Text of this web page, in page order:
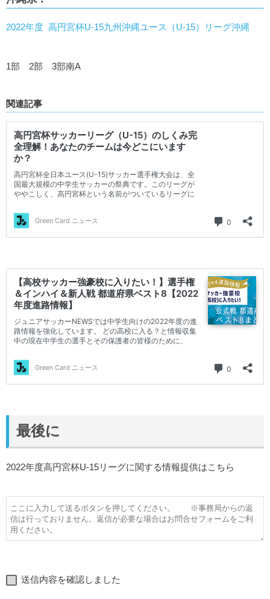
2022年度 高円宮杯U-15九州沖縄ユース（U-15）リーグ沖縄
1部 2部 3部南A
関連記事
最後に
2022年度高円宮杯U-15リーグに関する情報提供はこちら
送信内容を確認しました